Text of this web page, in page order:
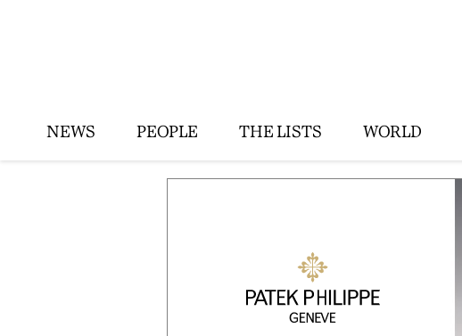
NEWS PEOPLE THE LISTS WORLD